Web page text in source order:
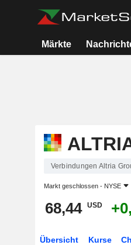
Märkte
Verbindungen Altria
Markt geschlossen - NYSE
68,44 USD
Übersicht Kurse